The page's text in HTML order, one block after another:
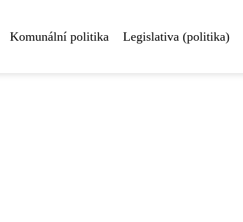
Komunální politika Legislativa (politika)